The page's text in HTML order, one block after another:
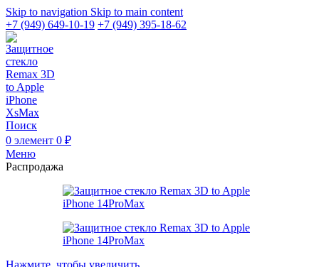
Skip to navigation Skip to main content
+7 (949) 649-10-19 +7 (949) 395-18-62
Поиск
0 элемент 0 ₽
Меню
Распродажа
Нажмите, чтобы увеличить